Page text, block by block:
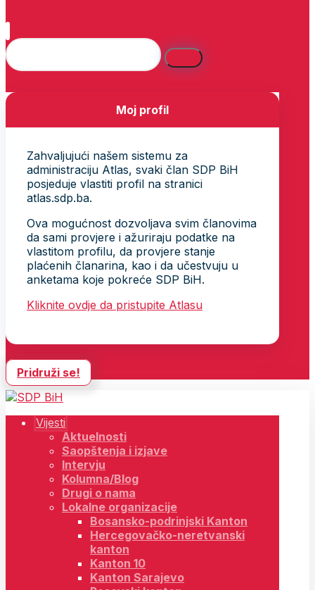
Moj profil
Zahvaljujući našem sistemu za
administraciju Atlas, svaki član SDP BiH
posjeduje vlastiti profil na stranici
atlas.sdp.ba.
Ova mogućnost dozvoljava svim članovima
da sami provjere i ažuriraju podatke na
vlastitom profilu, da provjere stanje
plaćenih članarina, kao i da učestvuju u
anketama koje pokreće SDP BiH.
Kliknite ovdje da pristupite Atlasu
Pridruži se!
Vijesti
Aktuelnosti
Saopštenja i izjave
Intervju
Kolumna/Blog
Drugi o nama
Lokalne organizacije
Bosansko-podrinjski Kanton
Hercegovačko-neretvanski
kanton
Kanton 10
Kanton Sarajevo